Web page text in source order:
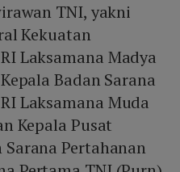
TNI, yakni
Kekuatan
Laksamana Madya
Badan Sarana
Laksamana Muda
Kepala Pusat
Pertahanan